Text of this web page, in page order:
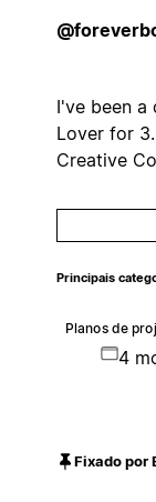
I've been a
Lover for
Creative
Principais
Planos de
4
Fixado por